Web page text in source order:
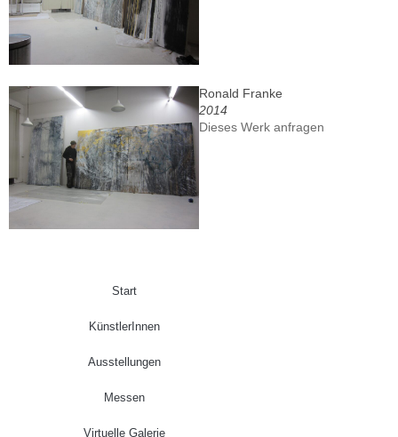
Ronald Franke
2014
Dieses Werk anfragen
Start
KünstlerInnen
Ausstellungen
Messen
Virtuelle Galerie